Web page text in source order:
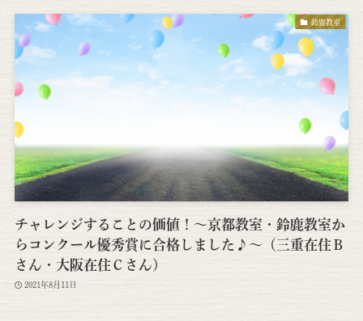
鈴鹿教室
チャレンジすることの価値！～京都教室・鈴鹿教室か
らコンクール優秀賞に合格しました♪～（三重在住Ｂ
さん・大阪在住Ｃさん）
2021年8月11日